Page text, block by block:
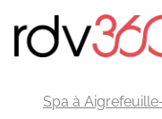
Spa à